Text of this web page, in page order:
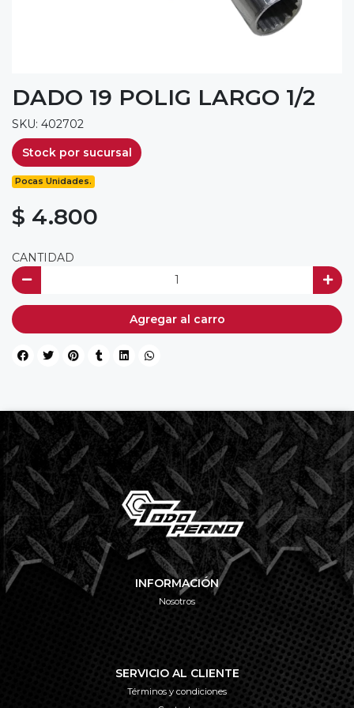
DADO 19 POLIG LARGO 1/2
SKU: 402702
Stock por sucursal
Pocas Unidades.
$ 4.800
CANTIDAD
Agregar al carro
INFORMACIÓN
Nosotros
SERVICIO AL CLIENTE
Términos y condiciones